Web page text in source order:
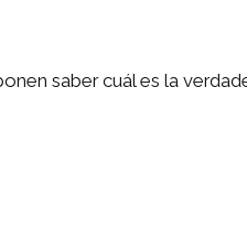
saber cuál es la